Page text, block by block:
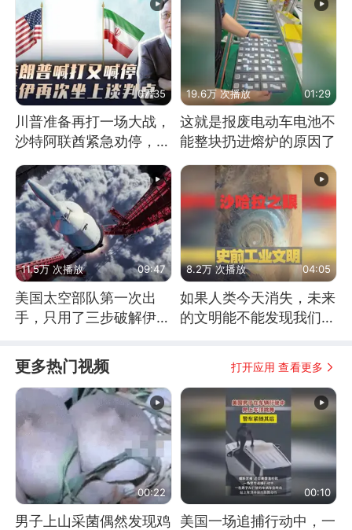
07:35
川普准备再打一场大战，
沙特阿联酋紧急劝停，美
19.6万 次播放 01:29
这就是报废电动车电池不
能整块扔进熔炉的原因了
11.5万 次播放 09:47
美国太空部队第一次出
手，只用了三步破解伊朗
8.2万 次播放 04:05
如果人类今天消失，未来
的文明能不能发现我们存
更多热门视频 打开应用 查看更多
00:22
男子上山采菌偶然发现鸡
00:10
美国一场追捕行动中，一